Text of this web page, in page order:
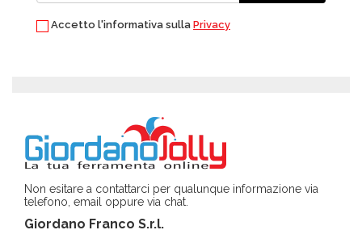
Accetto l'informativa sulla Privacy
Non esitare a contattarci per qualunque informazione via
telefono, email oppure via chat.
Giordano Franco S.r.l.